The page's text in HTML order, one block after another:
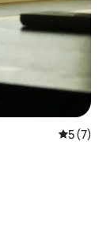
5 de
5 (7)